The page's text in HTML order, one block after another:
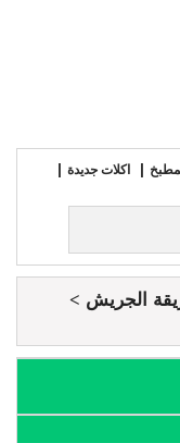
اكلات جديدة
الجريش